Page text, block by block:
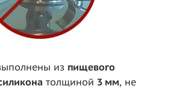
из пищевого
толщиной 3 мм, не